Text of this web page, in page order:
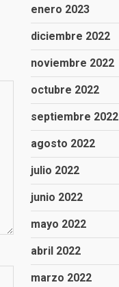
enero 2023
diciembre 2022
noviembre 2022
octubre 2022
septiembre 2022
agosto 2022
julio 2022
junio 2022
mayo 2022
abril 2022
marzo 2022